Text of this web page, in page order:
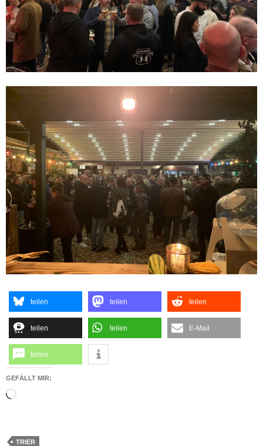
teilen teilen teilen
teilen teilen E-Mail
teilen
GEFÄLLT MIR:
Wird
TRIER